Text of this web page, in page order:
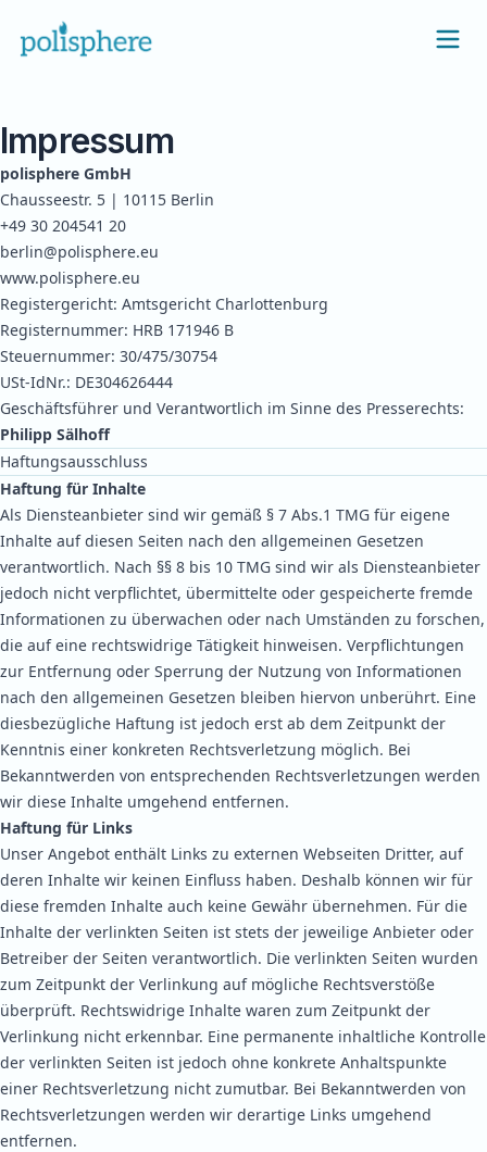
Impressum
polisphere GmbH
Chausseestr. 5 | 10115 Berlin
+49 30 204541 20
berlin@polisphere.eu
www.polisphere.eu
Registergericht: Amtsgericht Charlottenburg
Registernummer: HRB 171946 B
Steuernummer: 30/475/30754
USt-IdNr.: DE304626444
Geschäftsführer und Verantwortlich im Sinne des Presserechts:
Philipp Sälhoff
Haftungsausschluss
Haftung für Inhalte
Als Diensteanbieter sind wir gemäß § 7 Abs.1 TMG für eigene
Inhalte auf diesen Seiten nach den allgemeinen Gesetzen
verantwortlich. Nach §§ 8 bis 10 TMG sind wir als Diensteanbieter
jedoch nicht verpflichtet, übermittelte oder gespeicherte fremde
Informationen zu überwachen oder nach Umständen zu forschen,
die auf eine rechtswidrige Tätigkeit hinweisen. Verpflichtungen
zur Entfernung oder Sperrung der Nutzung von Informationen
nach den allgemeinen Gesetzen bleiben hiervon unberührt. Eine
diesbezügliche Haftung ist jedoch erst ab dem Zeitpunkt der
Kenntnis einer konkreten Rechtsverletzung möglich. Bei
Bekanntwerden von entsprechenden Rechtsverletzungen werden
wir diese Inhalte umgehend entfernen.
Haftung für Links
Unser Angebot enthält Links zu externen Webseiten Dritter, auf
deren Inhalte wir keinen Einfluss haben. Deshalb können wir für
diese fremden Inhalte auch keine Gewähr übernehmen. Für die
Inhalte der verlinkten Seiten ist stets der jeweilige Anbieter oder
Betreiber der Seiten verantwortlich. Die verlinkten Seiten wurden
zum Zeitpunkt der Verlinkung auf mögliche Rechtsverstöße
überprüft. Rechtswidrige Inhalte waren zum Zeitpunkt der
Verlinkung nicht erkennbar. Eine permanente inhaltliche Kontrolle
der verlinkten Seiten ist jedoch ohne konkrete Anhaltspunkte
einer Rechtsverletzung nicht zumutbar. Bei Bekanntwerden von
Rechtsverletzungen werden wir derartige Links umgehend
entfernen.